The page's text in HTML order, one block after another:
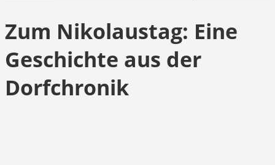
Zum Nikolaustag: Eine
Geschichte aus der
Dorfchronik